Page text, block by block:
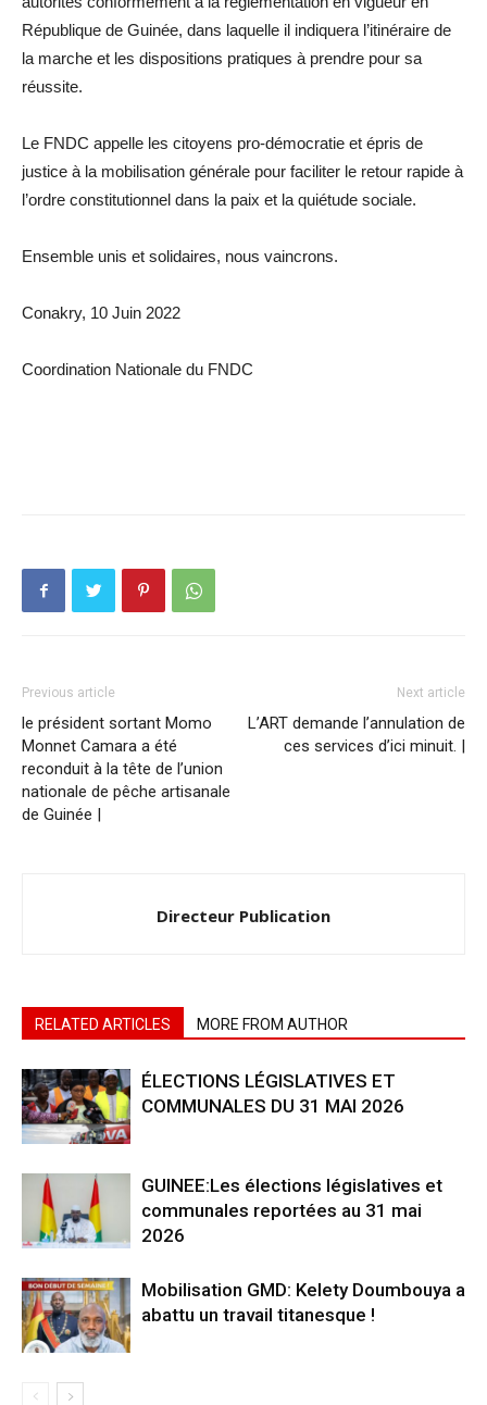
République de Guinée, dans laquelle il indiquera l’itinéraire de
la marche et les dispositions pratiques à prendre pour sa
réussite.
Le FNDC appelle les citoyens pro-démocratie et épris de
justice à la mobilisation générale pour faciliter le retour rapide à
l’ordre constitutionnel dans la paix et la quiétude sociale.
Ensemble unis et solidaires, nous vaincrons.
Conakry, 10 Juin 2022
Coordination Nationale du FNDC
Previous article
le président sortant Momo
Monnet Camara a été
reconduit à la tête de l’union
nationale de pêche artisanale
de Guinée |
Next article
L’ART demande l’annulation de
ces services d’ici minuit. |
Directeur Publication
RELATED ARTICLES MORE FROM AUTHOR
ÉLECTIONS LÉGISLATIVES ET
COMMUNALES DU 31 MAI 2026
GUINEE:Les élections législatives et
communales reportées au 31 mai
2026
Mobilisation GMD: Kelety Doumbouya a
abattu un travail titanesque !